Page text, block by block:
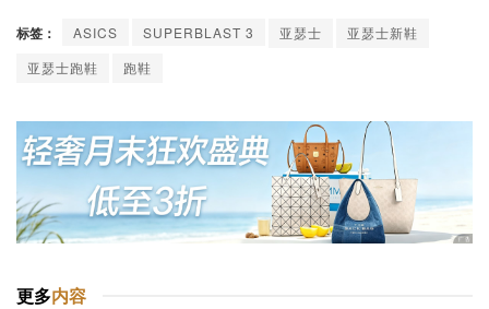
标签： ASICS SUPERBLAST 3 亚瑟士
亚瑟士新鞋
亚瑟士跑鞋
跑鞋
更多内容